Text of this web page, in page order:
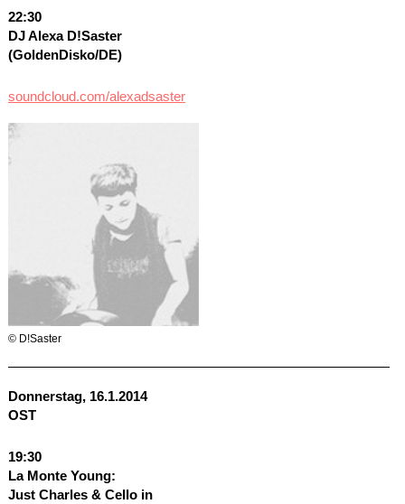
22:30
DJ Alexa D!Saster
(GoldenDisko/DE)
soundcloud.com/alexadsaster
© D!Saster
Donnerstag, 16.1.2014
OST
19:30
La Monte Young:
Just Charles & Cello in